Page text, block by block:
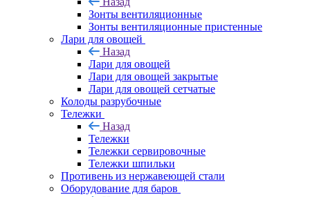
Зонты вентиляционные
Зонты вентиляционные пристенные
Лари для овощей
Назад
Лари для овощей
Лари для овощей закрытые
Лари для овощей сетчатые
Колоды разрубочные
Тележки
Назад
Тележки
Тележки сервировочные
Тележки шпильки
Противень из нержавеющей стали
Оборудование для баров